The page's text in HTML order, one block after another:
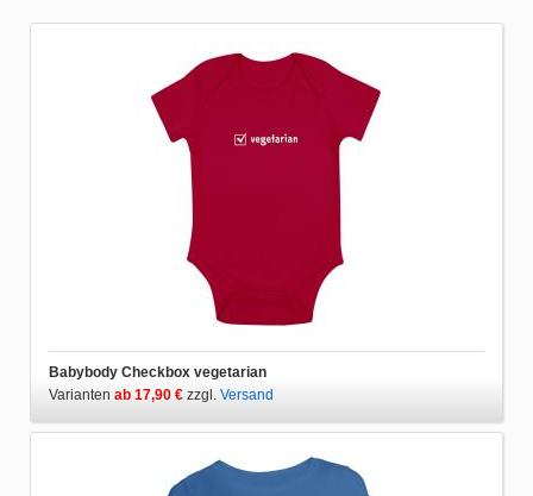
Babybody Checkbox vegetarian
Varianten ab 17,90 € zzgl. Versand